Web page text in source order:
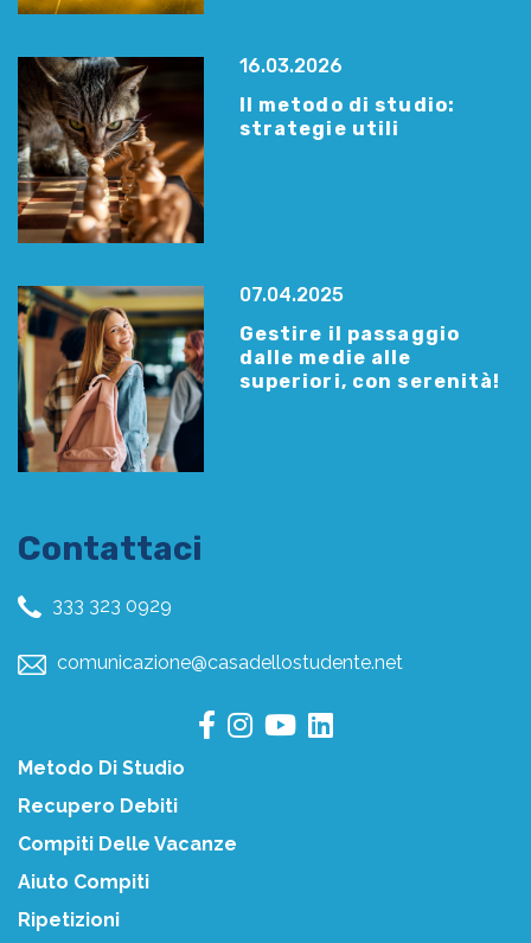
16.03.2026
Il metodo di studio:
strategie utili
07.04.2025
Gestire il passaggio
dalle medie alle
superiori, con serenità!
Contattaci
333 323 0929
comunicazione@casadellostudente.net
Metodo Di Studio
Recupero Debiti
Compiti Delle Vacanze
Aiuto Compiti
Ripetizioni